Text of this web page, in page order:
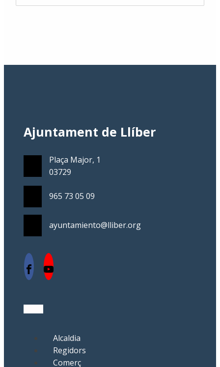
Ajuntament de Llíber
Plaça Major, 1
03729
965 73 05 09
ayuntamiento@lliber.org
Alcaldia
Regidors
Comerç